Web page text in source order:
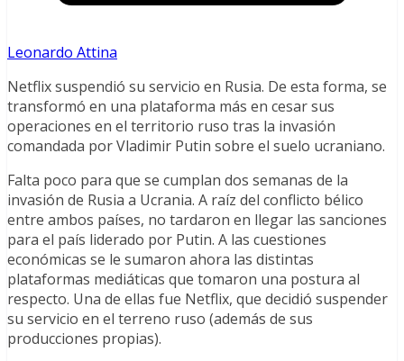
Leonardo Attina
Netflix suspendió su servicio en Rusia. De esta forma, se
transformó en una plataforma más en cesar sus
operaciones en el territorio ruso tras la invasión
comandada por Vladimir Putin sobre el suelo ucraniano.
Falta poco para que se cumplan dos semanas de la
invasión de Rusia a Ucrania. A raíz del conflicto bélico
entre ambos países, no tardaron en llegar las sanciones
para el país liderado por Putin. A las cuestiones
económicas se le sumaron ahora las distintas
plataformas mediáticas que tomaron una postura al
respecto. Una de ellas fue Netflix, que decidió suspender
su servicio en el terreno ruso (además de sus
producciones propias).